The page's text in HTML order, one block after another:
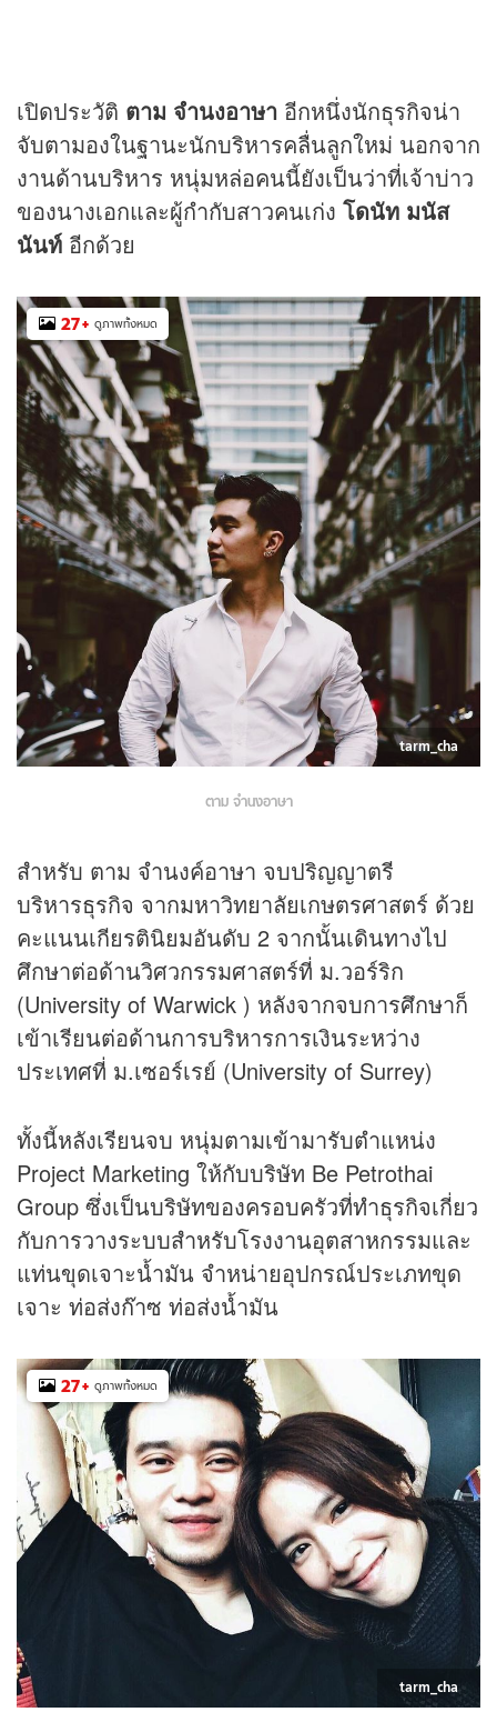
เปิดประวัติ ตาม จำนงอาษา อีกหนึ่งนักธุรกิจน่า
จับตามองในฐานะนักบริหารคลื่นลูกใหม่ นอกจาก
งานด้านบริหาร หนุ่มหล่อคนนี้ยังเป็นว่าที่เจ้าบ่าว
ของนางเอกและผู้กำกับสาวคนเก่ง โดนัท มนัส
นันท์ อีกด้วย
27+ ดูภาพทั้งหมด
tarm_cha
ตาม จำนงอาษา
สำหรับ ตาม จำนงค์อาษา จบปริญญาตรี
บริหารธุรกิจ จากมหาวิทยาลัยเกษตรศาสตร์ ด้วย
คะแนนเกียรตินิยมอันดับ 2 จากนั้นเดินทางไป
ศึกษาต่อด้านวิศวกรรมศาสตร์ที่ ม.วอร์ริก
(University of Warwick ) หลังจากจบการศึกษาก็
เข้าเรียนต่อด้านการบริหารการเงินระหว่าง
ประเทศที่ ม.เซอร์เรย์ (University of Surrey)
ทั้งนี้หลังเรียนจบ หนุ่มตามเข้ามารับตำแหน่ง
Project Marketing ให้กับบริษัท Be Petrothai
Group ซึ่งเป็นบริษัทของครอบครัวที่ทำธุรกิจเกี่ยว
กับการวางระบบสำหรับโรงงานอุตสาหกรรมและ
แท่นขุดเจาะน้ำมัน จำหน่ายอุปกรณ์ประเภทขุด
เจาะ ท่อส่งก๊าซ ท่อส่งน้ำมัน
27+ ดูภาพทั้งหมด
tarm_cha